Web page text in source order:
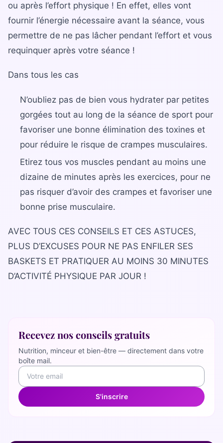
ou après l’effort physique ! En effet, elles vont
fournir l’énergie nécessaire avant la séance, vous
permettre de ne pas lâcher pendant l’effort et vous
requinquer après votre séance !
Dans tous les cas
N’oubliez pas de bien vous hydrater par petites
gorgées tout au long de la séance de sport pour
favoriser une bonne élimination des toxines et
pour réduire le risque de crampes musculaires.
Etirez tous vos muscles pendant au moins une
dizaine de minutes après les exercices, pour ne
pas risquer d’avoir des crampes et favoriser une
bonne prise musculaire.
AVEC TOUS CES CONSEILS ET CES ASTUCES,
PLUS D’EXCUSES POUR NE PAS ENFILER SES
BASKETS ET PRATIQUER AU MOINS 30 MINUTES
D’ACTIVITÉ PHYSIQUE PAR JOUR !
Recevez nos conseils gratuits
Nutrition, minceur et bien-être — directement dans votre
boîte mail.
S'inscrire